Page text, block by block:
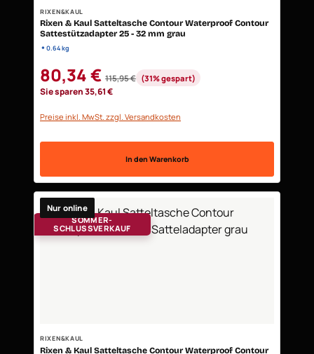
RIXEN&KAUL
Rixen & Kaul Satteltasche Contour Waterproof Contour
Sattestützadapter 25 - 32 mm grau
• 0.64 kg
Verkaufspreis:
80,34 € Regulärer Preis:
115,95 € (31% gespart)
Sie sparen 35,61 €
Preise inkl. MwSt. zzgl. Versandkosten
In den Warenkorb
SOMMER-
SCHLUSSVERKAUF
Nur online
RIXEN&KAUL
Rixen & Kaul Satteltasche Contour Waterproof Contour